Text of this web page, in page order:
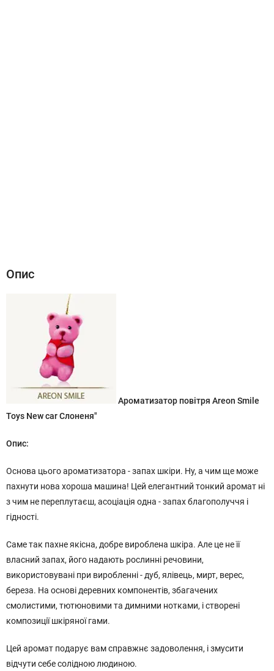
Опис
Ароматизатор повітря Areon Smile
Toys New car Слоненя"
Опис:
Основа цього ароматизатора - запах шкіри. Ну, а чим ще може
пахнути нова хороша машина! Цей елегантний тонкий аромат ні
з чим не переплутаєш, асоціація одна - запах благополуччя і
гідності.
Саме так пахне якісна, добре вироблена шкіра. Але це не її
власний запах, його надають рослинні речовини,
використовувані при виробленні - дуб, ялівець, мирт, верес,
береза. На основі деревних компонентів, збагачених
смолистими, тютюновими та димними нотками, і створені
композиції шкіряної гами.
Цей аромат подарує вам справжнє задоволення, і змусити
відчути себе солідною людиною.